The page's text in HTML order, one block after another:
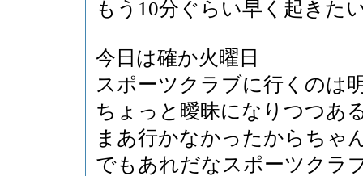
もう10分ぐらい早く起きた
今日は確か火曜日
スポーツクラブに行くのは
ちょっと曖昧になりつつあ
まあ行かなかったからちゃ
でもあれだなスポーツクラ